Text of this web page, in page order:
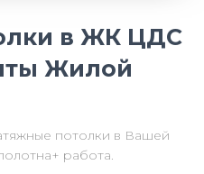
в ЖК ЦДС
Жилой
потолки в Вашей
работа.